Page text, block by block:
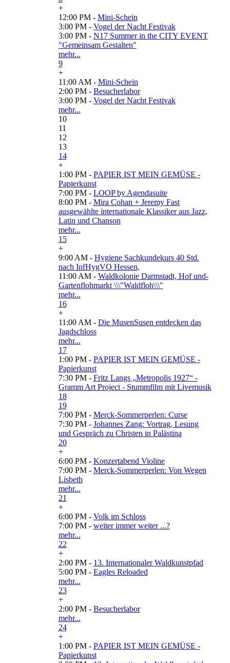
+
12:00 PM - Mini-Schein
3:00 PM - Vogel der Nacht Festivak
3:00 PM - N17 Summer in the CITY EVENT
"Gemeinsam Gestalten"
mehr...
9
+
11:00 AM - Mini-Schein
2:00 PM - Besucherlabor
3:00 PM - Vogel der Nacht Festivak
mehr...
10
11
12
13
14
+
1:00 PM - PAPIER IST MEIN GEMÜSE -
Papierkunst
7:00 PM - LOOP by Agendasuite
8:00 PM - Mira Cohan + Jeremy Fast
ausgewählte internationale Klassiker aus Jazz,
Latin und Chanson
mehr...
15
+
9:00 AM - Hygiene Sachkundekurs 40 Std.
nach InfHygVO Hessen,
11:00 AM - Waldkolonie Darmstadt, Hof und-
Gartenflohmarkt \\\"Waldfloh\\\"
mehr...
16
+
11:00 AM - Die MusenSusen entdecken das
Jagdschloss
mehr...
17
1:00 PM - PAPIER IST MEIN GEMÜSE -
Papierkunst
7:30 PM - Fritz Langs „Metropolis 1927“ -
Gramm Art Project - Stummfilm mit Livemusik
18
19
7:00 PM - Merck-Sommerperlen: Curse
7:30 PM - Johannes Zang: Vortrag, Lesung
und Gespräch zu Christen in Palästina
20
+
6:00 PM - Konzertabend Violine
7:00 PM - Merck-Sommerperlen: Von Wegen
Lisbeth
mehr...
21
+
6:00 PM - Volk im Schloss
7:00 PM - weiter immer weiter ...?
mehr...
22
+
2:00 PM - 13. Internationaler Waldkunstpfad
5:00 PM - Eagles Reloaded
mehr...
23
+
2:00 PM - Besucherlabor
mehr...
24
+
1:00 PM - PAPIER IST MEIN GEMÜSE -
Papierkunst